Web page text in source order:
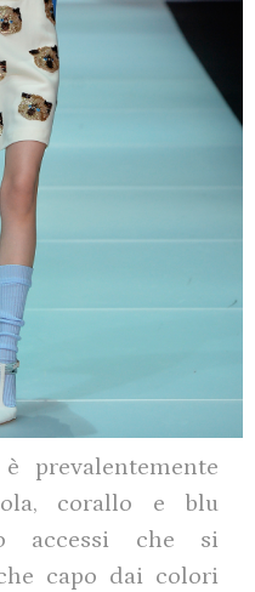
prevalentemente
corallo e blu
accessi che si
capo dai colori